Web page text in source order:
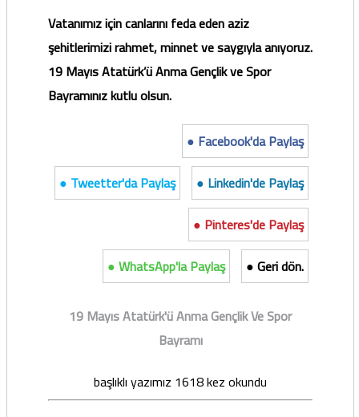
Vatanımız için canlarını feda eden aziz
şehitlerimizi rahmet, minnet ve saygıyla anıyoruz.
19 Mayıs Atatürk’ü Anma Gençlik ve Spor
Bayramınız kutlu olsun.
● Facebook'da Paylaş
● Tweetter'da Paylaş
● Linkedin'de Paylaş
● Pinteres'de Paylaş
● WhatsApp'la Paylaş
● Geri dön.
19 Mayıs Atatürk'ü Anma Gençlik Ve Spor
Bayramı
başlıklı yazımız 1618 kez okundu